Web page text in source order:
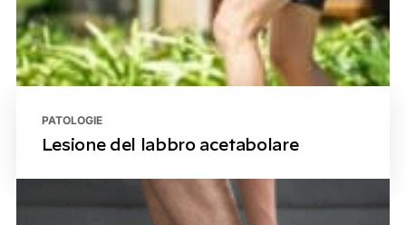
PATOLOGIE
Lesione del labbro acetabolare